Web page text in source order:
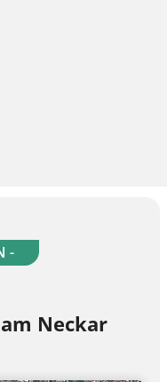
-
Neckar